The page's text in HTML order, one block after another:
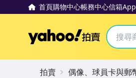
首頁購物中心帳務中心信箱
Yahoo拍
拍賣 偶像、球員卡與郵